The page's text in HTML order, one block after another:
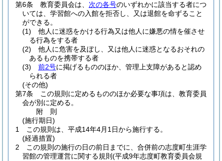
第6条
教育委員会は、 次の各号のいずれかに該当する者につ
いては、学習館への入館を拒否し、又は退館を命ずること
ができる。
(1)
他人に迷惑をかける行為又は他人に嫌悪の情を催させ
る行為をする者
(2)
他人に危害を及ぼし、又は他人に迷惑となるおそれの
あるものを携帯する者
(3)
前2号に掲げるもののほか、管理上支障があると認め
られる者
(その他)
第7条
この規則に定めるもののほか必要な事項は、教育委員
会が別に定める。
附 則
(施行期日)
1
この規則は、平成14年4月1日から施行する。
(経過措置)
2
この規則の施行の日の前日までに、合併前の志度町生涯学
習館の管理運営に関する規則 (平成9年志度町教育委員会規